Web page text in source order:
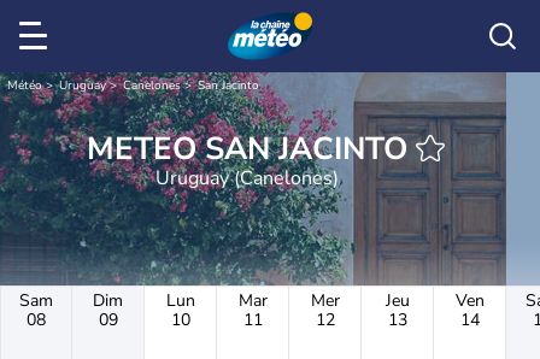
Météo Uruguay Canelones San Jacinto
METEO SAN JACINTO
Uruguay (Canelones)
Sam
08
Dim
09
Lun
10
Mar
11
Mer
12
Jeu
13
Ven
14